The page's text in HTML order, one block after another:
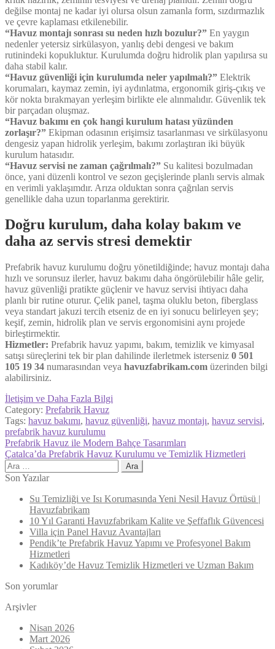
değilse montaj ne kadar iyi olursa olsun zamanla form, sızdırmazlık
ve çevre kaplaması etkilenebilir.
“Havuz montajı sonrası su neden hızlı bozulur?” En yaygın
nedenler yetersiz sirkülasyon, yanlış debi dengesi ve bakım
rutinindeki kopukluktur. Kurulumda doğru hidrolik plan yapılırsa su
daha stabil kalır.
“Havuz güvenliği için kurulumda neler yapılmalı?” Elektrik
korumaları, kaymaz zemin, iyi aydınlatma, ergonomik giriş-çıkış ve
kör nokta bırakmayan yerleşim birlikte ele alınmalıdır. Güvenlik tek
bir parçadan oluşmaz.
“Havuz bakımı en çok hangi kurulum hatası yüzünden
zorlaşır?” Ekipman odasının erişimsiz tasarlanması ve sirkülasyonu
dengesiz yapan hidrolik yerleşim, bakımı zorlaştıran iki büyük
kurulum hatasıdır.
“Havuz servisi ne zaman çağrılmalı?” Su kalitesi bozulmadan
önce, yani düzenli kontrol ve sezon geçişlerinde planlı servis almak
en verimli yaklaşımdır. Arıza olduktan sonra çağrılan servis
genellikle daha uzun toparlanma gerektirir.
Doğru kurulum, daha kolay bakım ve
daha az servis stresi demektir
Prefabrik havuz kurulumu doğru yönetildiğinde; havuz montajı daha
hızlı ve sorunsuz ilerler, havuz bakımı daha öngörülebilir hâle gelir,
havuz güvenliği pratikte güçlenir ve havuz servisi ihtiyacı daha
planlı bir rutine oturur. Çelik panel, taşma oluklu beton, fiberglass
veya standart jakuzi tercih etseniz de en iyi sonucu belirleyen şey;
keşif, zemin, hidrolik plan ve servis ergonomisini aynı projede
birleştirmektir.
Hizmetler: Prefabrik havuz yapımı, bakım, temizlik ve kimyasal
satışı süreçlerini tek bir plan dahilinde ilerletmek isterseniz 0 501
105 19 34 numarasından veya havuzfabrikam.com üzerinden bilgi
alabilirsiniz.
İletişim ve Daha Fazla Bilgi
Category: Prefabrik Havuz
Tags: havuz bakımı, havuz güvenliği, havuz montajı, havuz servisi,
prefabrik havuz kurulumu
Yazı
gezinmesi
Previous
post:
Prefabrik Havuz ile Modern Bahçe Tasarımları
Next
post:
Çatalca’da Prefabrik Havuz Kurulumu ve Temizlik Hizmetleri
Arama:
Son Yazılar
Su Temizliği ve Isı Korumasında Yeni Nesil Havuz Örtüsü |
Havuzfabrikam
10 Yıl Garanti Havuzfabrikam Kalite ve Şeffaflık Güvencesi
Villa için Panel Havuz Avantajları
Pendik’te Prefabrik Havuz Yapımı ve Profesyonel Bakım
Hizmetleri
Kadıköy’de Havuz Temizlik Hizmetleri ve Uzman Bakım
Son yorumlar
Arşivler
Nisan 2026
Mart 2026